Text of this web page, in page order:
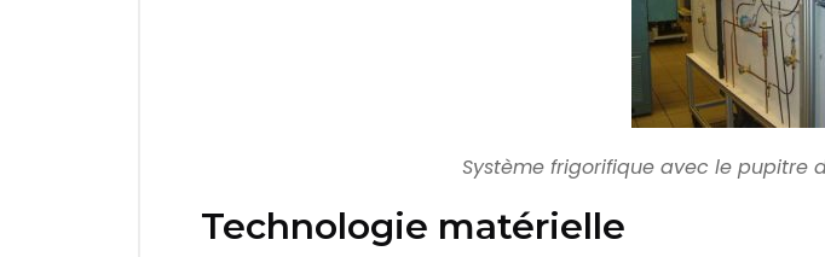
Système frigorifique avec le
Technologie matérielle